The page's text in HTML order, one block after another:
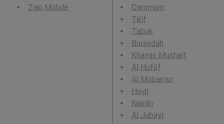
Zain Mobile
Dammam
Ta’if
Tabuk
Buraydah
Khamis Mushait
Al Hufūf
Al Mubarraz
Hayil
Najrān
Al Jubayl